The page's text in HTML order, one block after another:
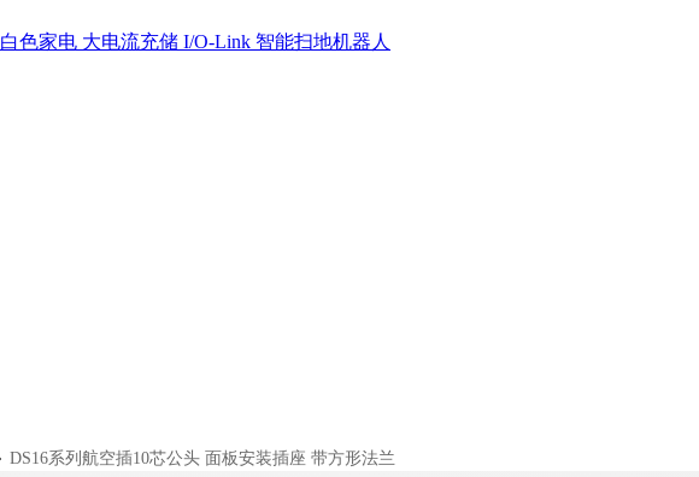
白色家电 大电流充储 I/O-Link 智能扫地机器人
DS16系列航空插10芯公头 面板安装插座 带方形法兰